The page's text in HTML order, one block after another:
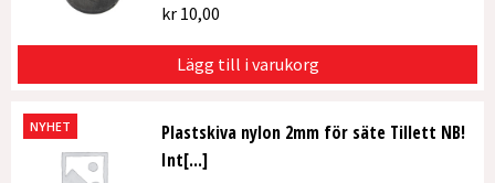
kr10,00
Lägg till i varukorg
NYHET
Plastskiva nylon 2mm för säte Tillett NB!
Int[...]